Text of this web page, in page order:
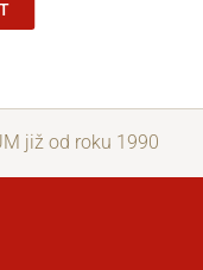
již od roku 1990